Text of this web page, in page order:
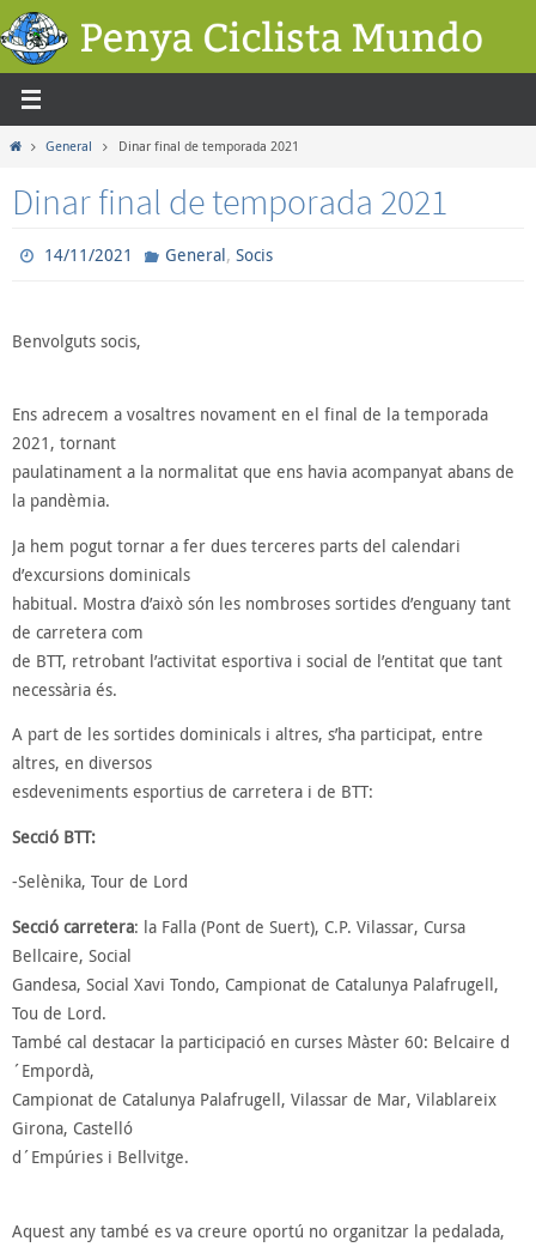
Skip
to
content
HomeGeneral Dinar final de temporada 2021
Dinar final de temporada 2021
14/11/2021 General, Socis
Benvolguts socis,
Ens adrecem a vosaltres novament en el final de la temporada
2021, tornant
paulatinament a la normalitat que ens havia acompanyat abans de
la pandèmia.
Ja hem pogut tornar a fer dues terceres parts del calendari
d’excursions dominicals
habitual. Mostra d’això són les nombroses sortides d’enguany tant
de carretera com
de BTT, retrobant l’activitat esportiva i social de l’entitat que tant
necessària és.
A part de les sortides dominicals i altres, s’ha participat, entre
altres, en diversos
esdeveniments esportius de carretera i de BTT:
Secció BTT:
-Selènika, Tour de Lord
Secció carretera: la Falla (Pont de Suert), C.P. Vilassar, Cursa
Bellcaire, Social
Gandesa, Social Xavi Tondo, Campionat de Catalunya Palafrugell,
Tou de Lord.
També cal destacar la participació en curses Màster 60: Belcaire d
´Empordà,
Campionat de Catalunya Palafrugell, Vilassar de Mar, Vilablareix
Girona, Castelló
d´Empúries i Bellvitge.
Aquest any també es va creure oportú no organitzar la pedalada,